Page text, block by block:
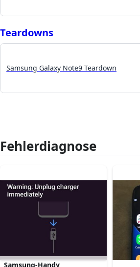
Teardowns
Samsung Galaxy Note9 Teardown
Fehlerdiagnose
Samsung-Handy